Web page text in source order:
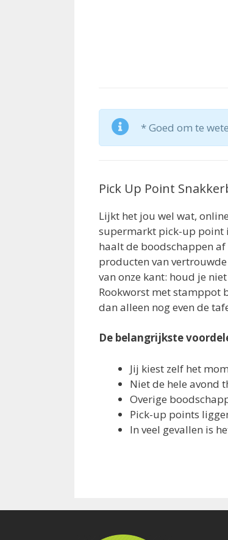
* Goed om te
Pick Up Point
Lijkt het jou wel wat,
supermarkt pick-up point
haalt de boodschappen
producten van
van onze kant: houd je
Rookworst met stamppot
dan alleen nog even de
De belangrijkste
Jij kiest zelf het
Niet de hele avond
Overige
Pick-up points
In veel gevallen is